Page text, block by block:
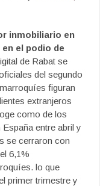
inmobiliario en
el podio de
de Rabat se
del segundo
figuran
extranjeros
como de los
entre abril y
se cerraron con
6,1%
lo que
primer trimestre y